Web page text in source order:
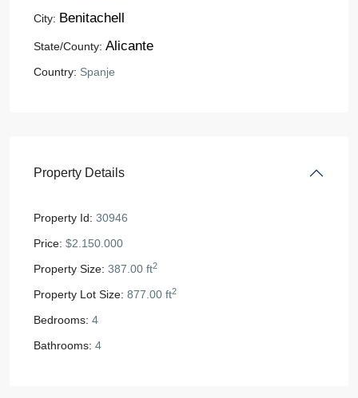
City: Benitachell
State/County: Alicante
Country: Spanje
Property Details
Property Id: 30946
Price: $2.150.000
Property Size: 387.00 ft2
Property Lot Size: 877.00 ft2
Bedrooms: 4
Bathrooms: 4